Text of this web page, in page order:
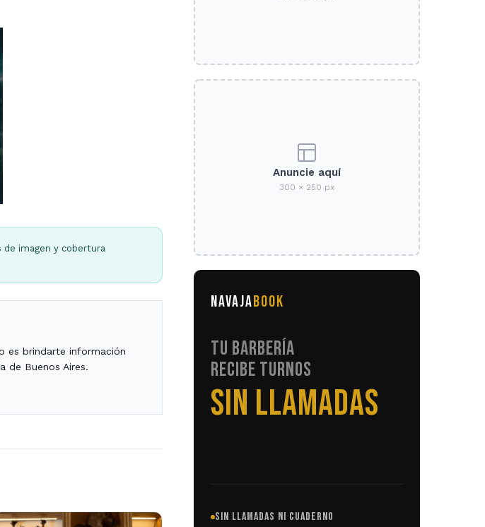
imagen y cobertura
es brindarte información
de Buenos Aires.
Anuncie aquí
300 × 250 px
NAVAJABOOK
TU BARBERÍA
RECIBE TURNOS
EN AUTOMÁTICO
SIN LLAMADAS NI CUADERNO